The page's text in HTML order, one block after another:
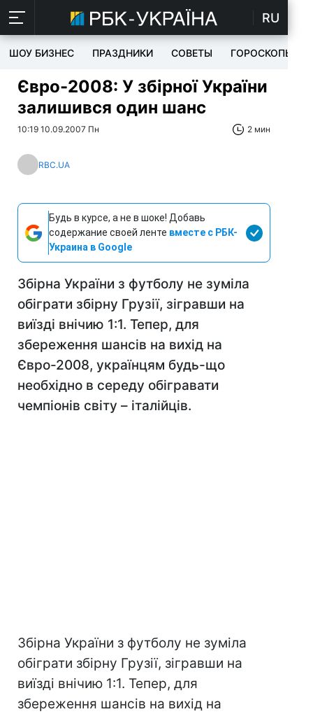
RU
ШОУ БИЗНЕС ПРАЗДНИКИ СОВЕТЫ ГОРОСКОПЫ
Євро-2008: У збірної України
залишився один шанс
10:19 10.09.2007 Пн 2 мин
RBC.UA
Будь в курсе, а не в шоке! Добавь
содержание своей ленте вместе с РБК-
Украина в Google
Збірна України з футболу не зуміла
обіграти збірну Грузії, зігравши на
виїзді внічию 1:1. Тепер, для
збереження шансів на вихід на
Євро-2008, українцям будь-що
необхідно в середу обігравати
чемпіонів світу – італійців.
Збірна України з футболу не зуміла
обіграти збірну Грузії, зігравши на
виїзді внічию 1:1. Тепер, для
збереження шансів на вихід на